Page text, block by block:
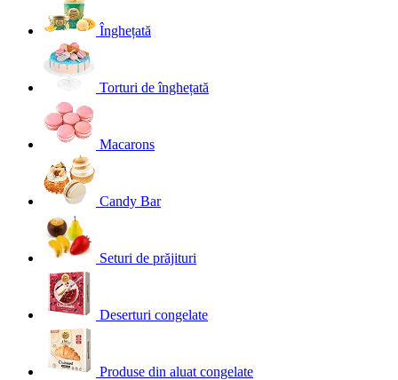
Înghețată
Torturi de înghețată
Macarons
Candy Bar
Seturi de prăjituri
Deserturi congelate
Produse din aluat congelate